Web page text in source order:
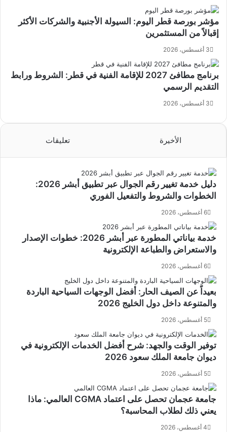
مؤشر بورصة قطر اليوم: السيولة الأجنبية والشركات الأكثر
إقبالاً من المستثمرين
3 أغسطس، 2026
برنامج مطافئ 2027 للإقامة الفنية في قطر: الشروط ورابط
التقديم الرسمي
3 أغسطس، 2026
الأخيرة تعليقات
دليل خدمة تغيير رقم الجوال عبر تطبيق أبشر 2026:
الخطوات والشروط والتفعيل الفوري
6 أغسطس، 2026
خدمة بياناتي المطورة عبر أبشر 2026: خطوات الإصدار
والاستعراض والطباعة الإلكترونية
6 أغسطس، 2026
بعيداً عن الصيف الحار: أفضل الوجهات السياحية الباردة
والمتنوعة داخل دول الخليج 2026
5 أغسطس، 2026
توفير الوقت والجهد: شرح أفضل الخدمات الإلكترونية في
ديوان جامعة الملك سعود 2026
5 أغسطس، 2026
جامعة عجمان تحصل على اعتماد CGMA العالمي: ماذا
يعني ذلك لطلاب المحاسبة؟
4 أغسطس، 2026